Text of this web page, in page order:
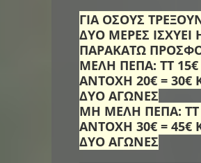
ΓΙΑ ΟΣΟΥΣ
ΔΥΟ ΜΕΡΕΣ ΙΣΧΥΕΙ
ΠΑΡΑΚΑΤΩ
ΜΕΛΗ ΠΕΠΑ: ΤΤ 15€
ΑΝΤΟΧΗ 20€ = 30€
ΔΥΟ ΑΓΩΝΕΣ
ΜΗ ΜΕΛΗ ΠΕΠΑ: ΤΤ
ΑΝΤΟΧΗ 30€ = 45€
ΔΥΟ ΑΓΩΝΕΣ